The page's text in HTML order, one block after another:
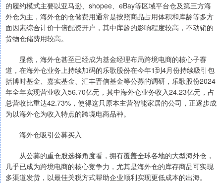
的履约模式主要以亚马逊、shopee、eBay等区域平台仓及第三方海
外仓为主，海外仓的仓储费用通常是按照商品占用体积和库龄等多方
面因素综合计价十倍配资开户，其中库龄的影响程度较高，不动销的
货物仓储费用较高。
显然，海外仓甚至已经成为基金经理布局跨境电商的核心子赛
道，在海外仓业务上持续加码的乐歌股份在今年1到4月份持续吸引包
括博时基金、嘉实基金、汇丰晋信基金等公募的调研，乐歌股份2024
年全年实现营业收入56.70亿元，其中海外仓业务收入24.23亿元，占
总营收比重达42.73%，使得这只原本主营智能家居的公司，正逐步成
为以海外仓为收入特点的跨境电商品种。
海外仓吸引公募买入
从公募的重仓股选择角度看，拥有覆盖全球各地的大型海外仓，
几乎已成为跨境电商的核心竞争力，尤其是海外仓的库存商品可实现
多渠道发货，以最佳关税方式帮助企业顺利实现更低成本的出海。